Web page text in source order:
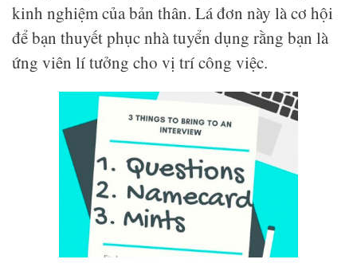
kinh nghiệm của bản thân. Lá đơn này là cơ hội
để bạn thuyết phục nhà tuyển dụng rằng bạn là
ứng viên lí tưởng cho vị trí công việc.